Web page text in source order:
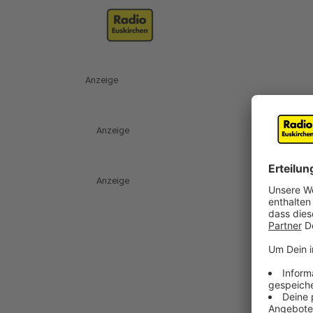
Anzeige
Anzeige
Anzeige